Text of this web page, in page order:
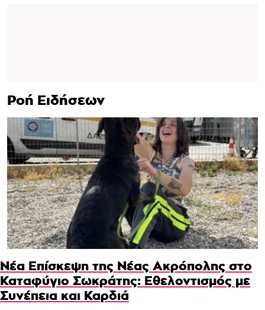
Ροή Ειδήσεων
Νέα Επίσκεψη της Νέας Ακρόπολης στο
Καταφύγιο Σωκράτης: Εθελοντισμός με
Συνέπεια και Καρδιά